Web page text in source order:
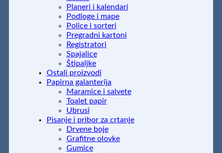
Planeri i kalendari
Podloge i mape
Police i sorteri
Pregradni kartoni
Registratori
Spajalice
Štipaljke
Ostali proizvodi
Papirna galanterija
Maramice i salvete
Toalet papir
Ubrusi
Pisanje i pribor za crtanje
Drvene boje
Grafitne olovke
Gumice